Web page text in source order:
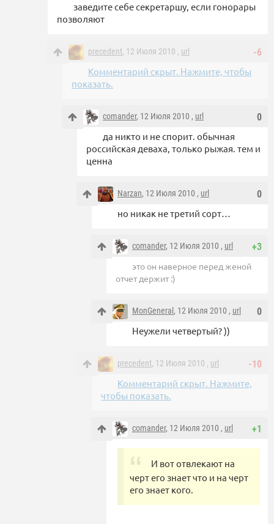
заведите себе секретаршу, если гонорары
позволяют
-6
precedent, 12 Июля 2010 , url
Комментарий скрыт. Нажмите, чтобы
показать.
0
comander, 12 Июля 2010 , url
да никто и не спорит. обычная
российская деваха, только рыжая. тем и
ценна
0
Narzan, 12 Июля 2010 , url
но никак не третий сорт…
+3
comander, 12 Июля 2010 , url
это он наверное перед женой
отчет держит :)
0
MonGeneral , 12 Июля 2010 , url
Неужели четвертый? ))
-10
precedent, 12 Июля 2010 , url
Комментарий скрыт. Нажмите,
чтобы показать.
+1
comander, 12 Июля 2010 , url
И вот отвлекают на
черт его знает что и на черт
его знает кого.